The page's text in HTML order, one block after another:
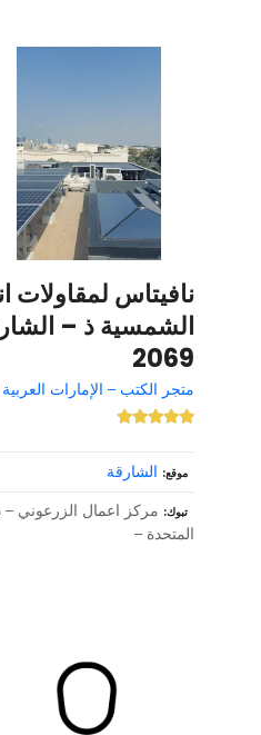
نافيتاس لمقاولات
2069
متجر الكتب – الإمارات
موقع الشارقة
تبوك
مركز اعمال الزرعوني –
المتحدة –